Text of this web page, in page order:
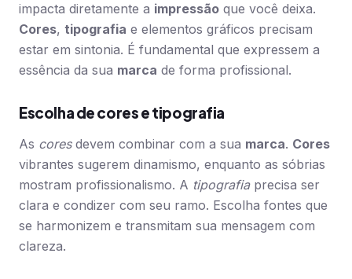
impacta diretamente a impressão que você deixa.
Cores, tipografia e elementos gráficos precisam
estar em sintonia. É fundamental que expressem a
essência da sua marca de forma profissional.
Escolha de cores e tipografia
As coresdevem combinar com a sua marca. Cores
vibrantes sugerem dinamismo, enquanto as sóbrias
mostram profissionalismo. A tipografiaprecisa ser
clara e condizer com seu ramo. Escolha fontes que
se harmonizem e transmitam sua mensagem com
clareza.